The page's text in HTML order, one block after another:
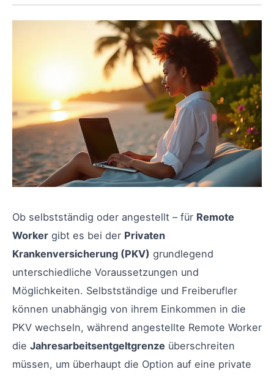
Ob selbstständig oder angestellt – für Remote
Worker gibt es bei der Privaten
Krankenversicherung (PKV) grundlegend
unterschiedliche Voraussetzungen und
Möglichkeiten. Selbstständige und Freiberufler
können unabhängig von ihrem Einkommen in die
PKV wechseln, während angestellte Remote Worker
die Jahresarbeitsentgeltgrenze überschreiten
müssen, um überhaupt die Option auf eine private